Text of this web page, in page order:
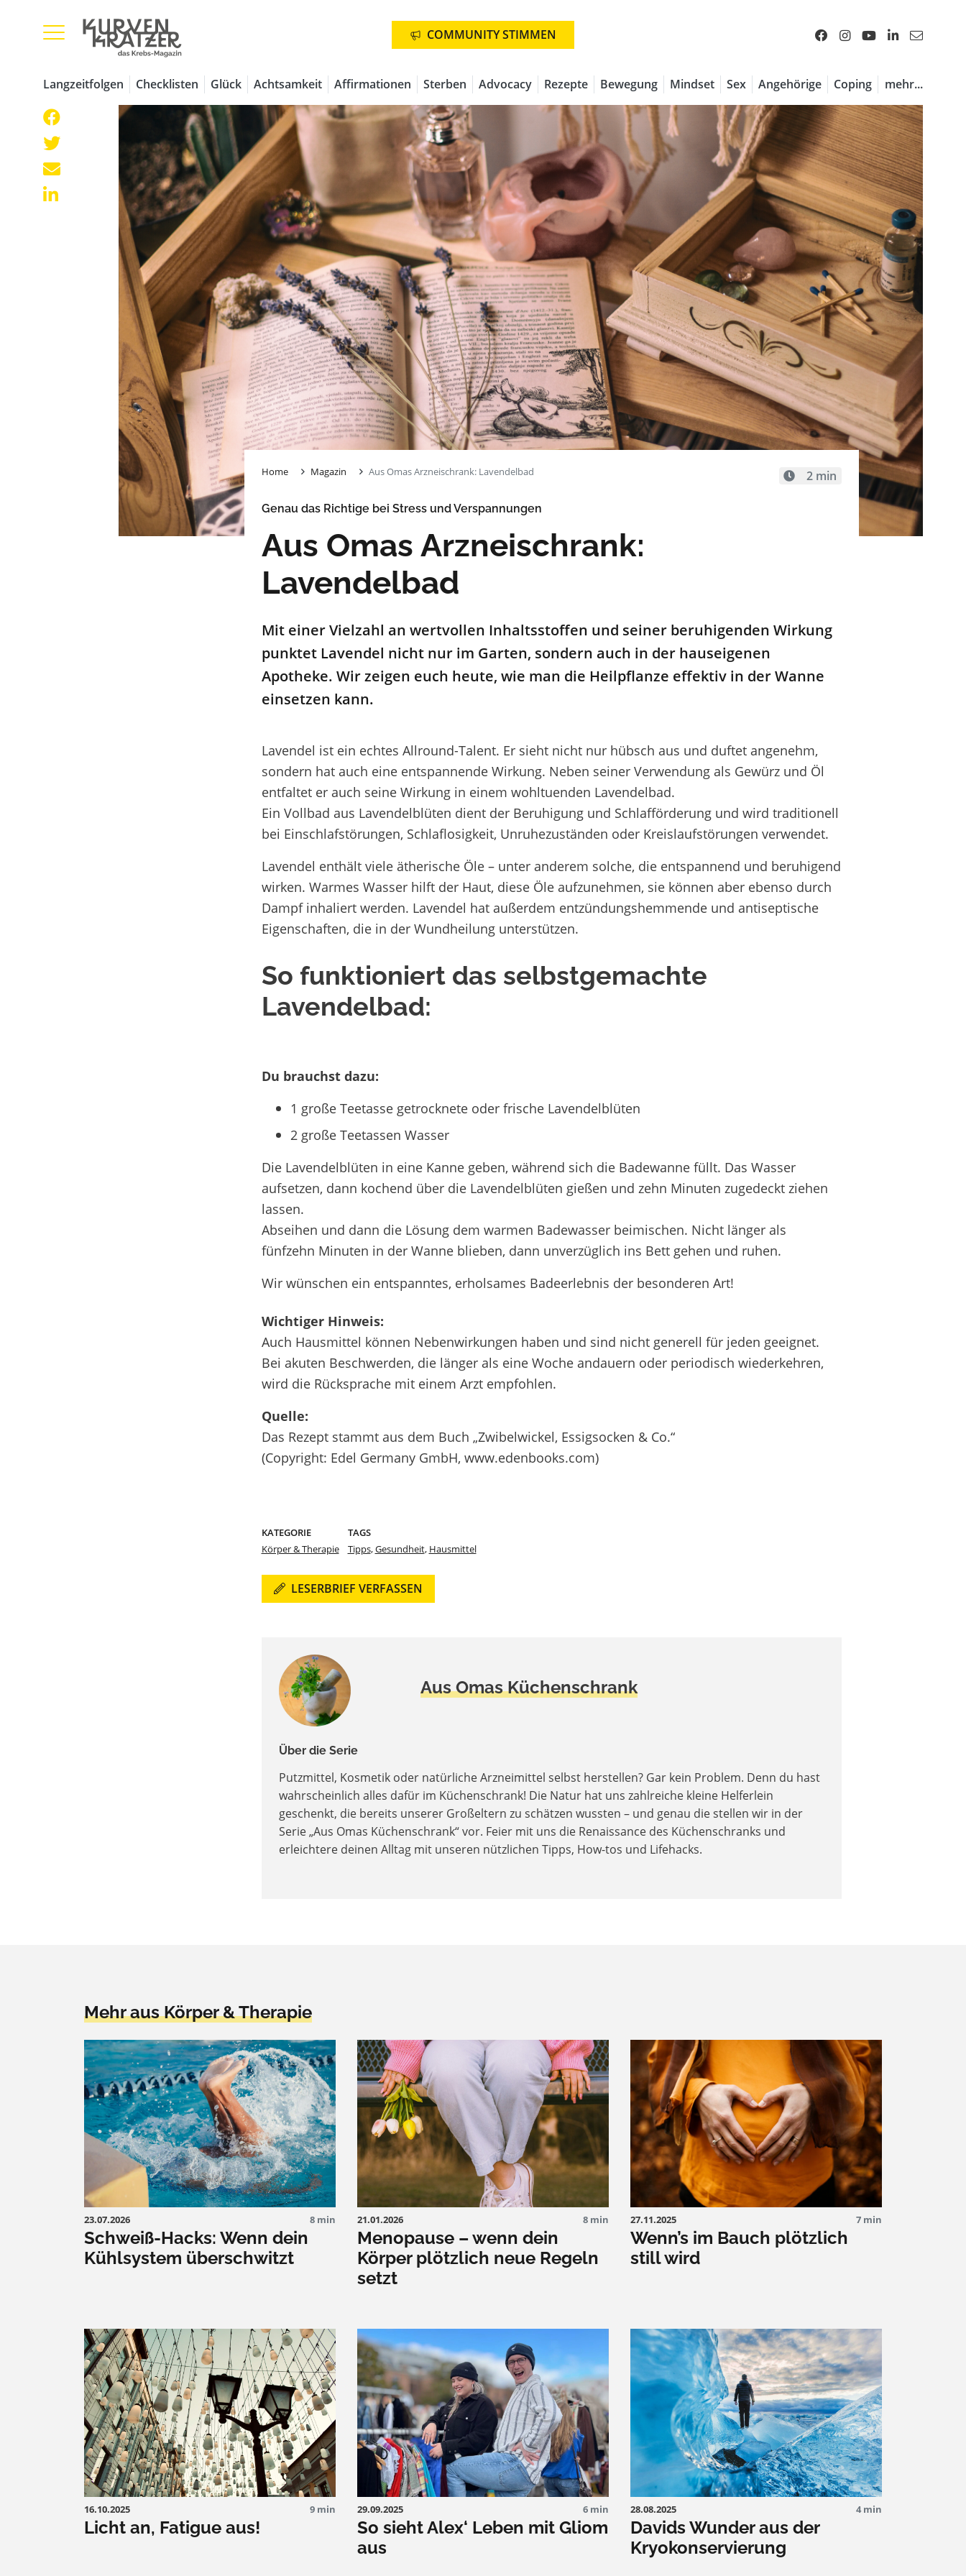
COMMUNITY STIMMEN
Langzeitfolgen Checklisten Glück Achtsamkeit Affirmationen Sterben Advocacy Rezepte Bewegung Mindset Sex Angehörige Coping mehr...
Home Magazin Aus Omas Arzneischrank: Lavendelbad 2 min
Genau das Richtige bei Stress und Verspannungen
Aus Omas Arzneischrank:
Lavendelbad
Mit einer Vielzahl an wertvollen Inhaltsstoffen und seiner beruhigenden Wirkung
punktet Lavendel nicht nur im Garten, sondern auch in der hauseigenen
Apotheke. Wir zeigen euch heute, wie man die Heilpflanze effektiv in der Wanne
einsetzen kann.
Lavendel ist ein echtes Allround-Talent. Er sieht nicht nur hübsch aus und duftet angenehm,
sondern hat auch eine entspannende Wirkung. Neben seiner Verwendung als Gewürz und Öl
entfaltet er auch seine Wirkung in einem wohltuenden Lavendelbad.
Ein Vollbad aus Lavendelblüten dient der Beruhigung und Schlafförderung und wird traditionell
bei Einschlafstörungen, Schlaflosigkeit, Unruhezuständen oder Kreislaufstörungen verwendet.
Lavendel enthält viele ätherische Öle – unter anderem solche, die entspannend und beruhigend
wirken. Warmes Wasser hilft der Haut, diese Öle aufzunehmen, sie können aber ebenso durch
Dampf inhaliert werden. Lavendel hat außerdem entzündungshemmende und antiseptische
Eigenschaften, die in der Wundheilung unterstützen.
So funktioniert das selbstgemachte
Lavendelbad:
Du brauchst dazu:
1 große Teetasse getrocknete oder frische Lavendelblüten
2 große Teetassen Wasser
Die Lavendelblüten in eine Kanne geben, während sich die Badewanne füllt. Das Wasser
aufsetzen, dann kochend über die Lavendelblüten gießen und zehn Minuten zugedeckt ziehen
lassen.
Abseihen und dann die Lösung dem warmen Badewasser beimischen. Nicht länger als
fünfzehn Minuten in der Wanne blieben, dann unverzüglich ins Bett gehen und ruhen.
Wir wünschen ein entspanntes, erholsames Badeerlebnis der besonderen Art!
Wichtiger Hinweis:
Auch Hausmittel können Nebenwirkungen haben und sind nicht generell für jeden geeignet.
Bei akuten Beschwerden, die länger als eine Woche andauern oder periodisch wiederkehren,
wird die Rücksprache mit einem Arzt empfohlen.
Quelle:
Das Rezept stammt aus dem Buch „Zwibelwickel, Essigsocken & Co.“
(Copyright: Edel Germany GmbH, www.edenbooks.com)
KATEGORIE
Körper & Therapie
TAGS
Tipps,Gesundheit, Hausmittel
LESERBRIEF VERFASSEN
Aus Omas Küchenschrank
Über die Serie
Putzmittel, Kosmetik oder natürliche Arzneimittel selbst herstellen? Gar kein Problem. Denn du hast
wahrscheinlich alles dafür im Küchenschrank! Die Natur hat uns zahlreiche kleine Helferlein
geschenkt, die bereits unserer Großeltern zu schätzen wussten – und genau die stellen wir in der
Serie „Aus Omas Küchenschrank“ vor. Feier mit uns die Renaissance des Küchenschranks und
erleichtere deinen Alltag mit unseren nützlichen Tipps, How-tos und Lifehacks.
Mehr aus Körper & Therapie
23.07.2026 8 min
Schweiß-Hacks: Wenn dein
Kühlsystem überschwitzt
21.01.2026 8 min
Menopause – wenn dein
Körper plötzlich neue Regeln
setzt
27.11.2025 7 min
Wenn’s im Bauch plötzlich
still wird
16.10.2025 9 min
Licht an, Fatigue aus!
29.09.2025 6 min
So sieht Alex‘ Leben mit Gliom
aus
28.08.2025 4 min
Davids Wunder aus der
Kryokonservierung